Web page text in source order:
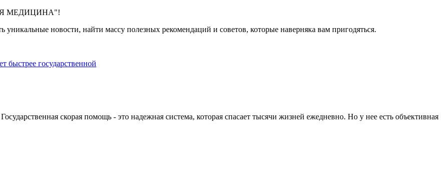
МЕДИЦИНА"!
новости, найти массу полезных рекомендаций и советов, которые наверняка вам пригодяться.
быстрее государственной
скорая помощь - это надежная система, которая спасает тысячи жизней ежедневно. Но у нее есть объективная